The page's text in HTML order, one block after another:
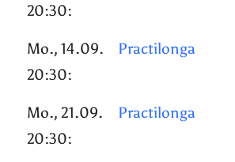
20:30:
Mo., 14.09.
20:30:
Practilonga
Mo., 21.09.
20:30:
Practilonga